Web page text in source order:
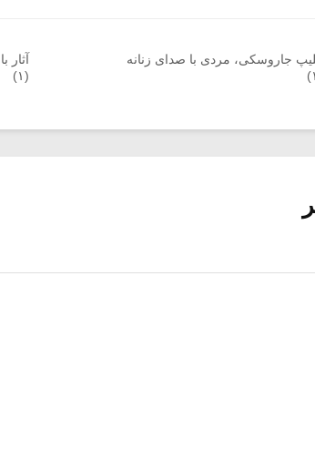
آثار
(۱)
جاروسکی، مردی با صدای زنانه